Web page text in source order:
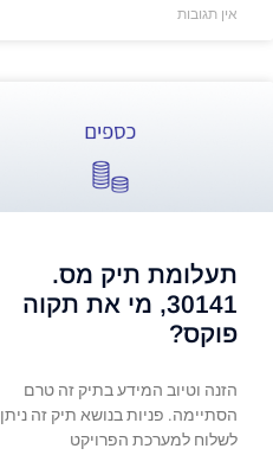
אין תגובות
תעלומת תיק מס.
30141, מי את תקוה
פוקס?
הזנה וטיוב המידע בתיק זה טרם
הסתיימה. פניות בנושא תיק זה ניתן
לשלוח למערכת הפרויקט